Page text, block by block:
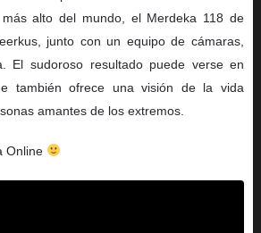
más alto del mundo, el Merdeka 118 de
junto con un equipo de cámaras,
El sudoroso resultado puede verse en
también ofrece una visión de la vida
amantes de los extremos.
Online